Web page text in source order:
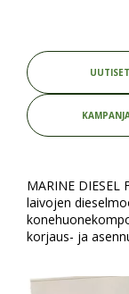
UUTISET
MARINE
laivojen
korjaus- ja